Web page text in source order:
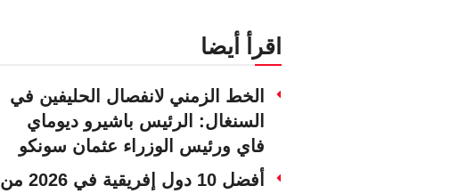
اقرأ أيضا
الخط الزمني لانفصال الحليفين في
السنغال: الرئيس باشيرو ديوماي
فاي ورئيس الوزراء عثمان سونكو
أفضل 10 دول إفريقية في 2026 من